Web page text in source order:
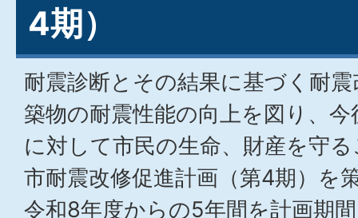
4期）
耐震診断とその結果に基づく耐
築物の耐震性能の向上を図り、
に対して市民の生命、財産を守
市耐震改修促進計画（第4期）を
令和8年度からの5年間を計画期